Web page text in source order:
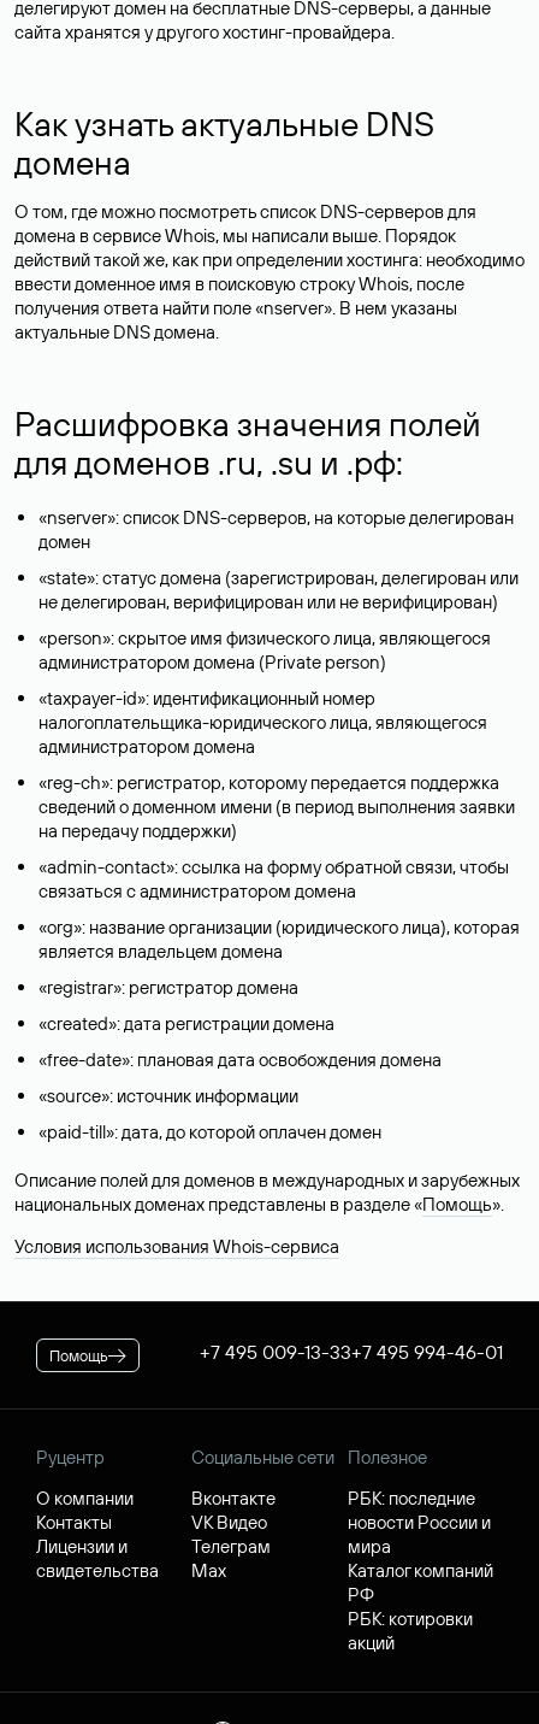
делегируют домен на бесплатные DNS-серверы, а данные
сайта хранятся у другого хостинг-провайдера.
Как узнать актуальные DNS
домена
О том, где можно посмотреть список DNS-серверов для
домена в сервисе Whois, мы написали выше. Порядок
действий такой же, как при определении хостинга: необходимо
ввести доменное имя в поисковую строку Whois, после
получения ответа найти поле «nserver». В нем указаны
актуальные DNS домена.
Расшифровка значения полей
для доменов .ru, .su и .рф:
«nserver»: список DNS-серверов, на которые делегирован
домен
«state»: статус домена (зарегистрирован, делегирован или
не делегирован, верифицирован или не верифицирован)
«person»: скрытое имя физического лица, являющегося
администратором домена (Privatе person)
«taxpayer-id»: идентификационный номер
налогоплательщика-юридического лица, являющегося
администратором домена
«reg-ch»: регистратор, которому передается поддержка
сведений о доменном имени (в период выполнения заявки
на передачу поддержки)
«admin-contact»: ссылка на форму обратной связи, чтобы
связаться с администратором домена
«org»: название организации (юридического лица), которая
является владельцем домена
«registrar»: регистратор домена
«created»: дата регистрации домена
«free-date»: плановая дата освобождения домена
«source»: источник информации
«paid-till»: дата, до которой оплачен домен
Описание полей для доменов в международных и зарубежных
национальных доменах представлены в разделе «Помощь».
Условия использования Whois-сервиса
Помощь +7 495 009-13-33+7 495 994-46-01
Руцентр
О компании
Контакты
Лицензии и
свидетельства
Социальные сети
Вконтакте
VK Видео
Телеграм
Max
Полезное
РБК: последние
новости России и
мира
Каталог компаний
РФ
РБК: котировки
акций